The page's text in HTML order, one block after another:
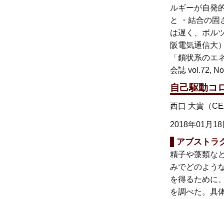
ルギーが自発
と ・結合の固
は遅く、ボル
阪電気通信大
「鎖状系の
会誌 vol.72,
自己駆動コ
西口 大貴（
2018年01月
アブストラ
精子や藻類な
みでどのよう
を得るために
を調べた。具